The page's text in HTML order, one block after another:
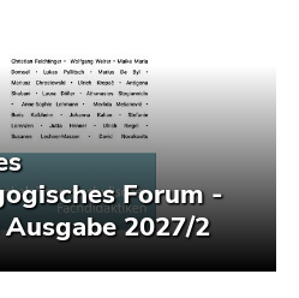
Forum -
2027/2